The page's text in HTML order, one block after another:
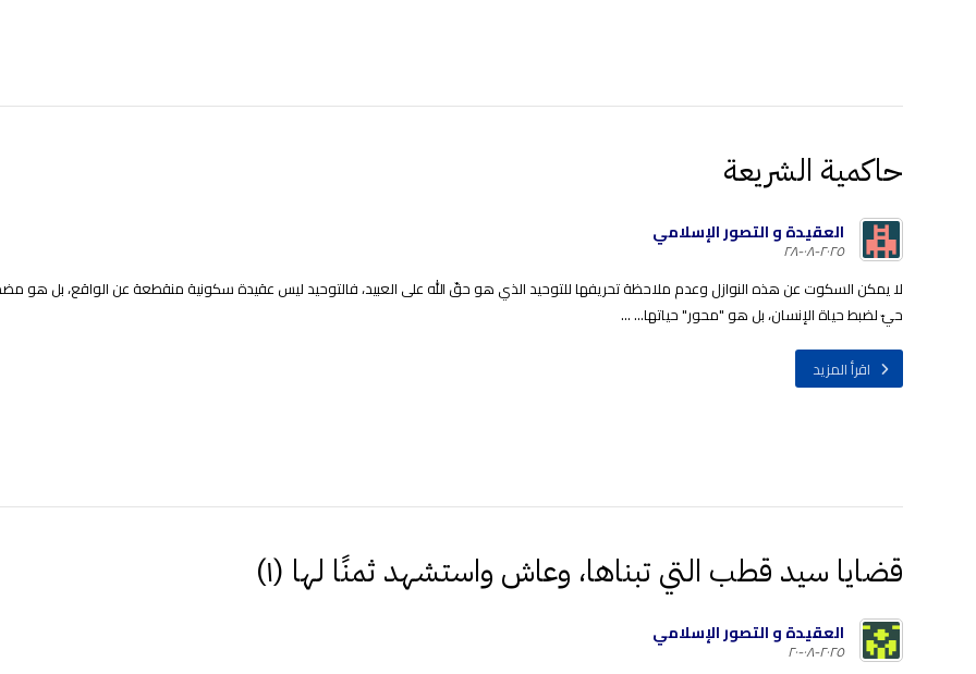
حاكمية الشريعة
العقيدة و التصور الإسلامي
٢٠٢٥-٠٨-٢٨
لا يمكن السكوت عن هذه النوازل وعدم ملاحظة تحريفها للتوحيد الذي هو حقّ الله على العبيد، فالتوحيد ليس عقيدة سكونية منقطعة عن الواقع، بل هو
حيّ لضبط حياة الإنسان، بل هو "محور" حياتها... ...
اقرأ المزيد
قضايا سيد قطب التي تبناها، وعاش واستشهد ثمنًا لها (١)
العقيدة و التصور الإسلامي
٢٠٢٥-٠٨-٢٠